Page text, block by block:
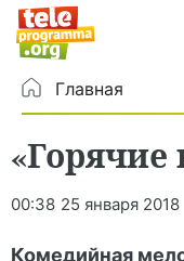
Главная
00:38 25 января 2018
Комедийная